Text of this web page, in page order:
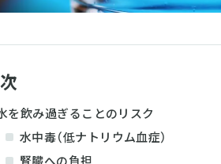
を飲み過ぎることのリスク
水中毒（低ナトリウム血症）